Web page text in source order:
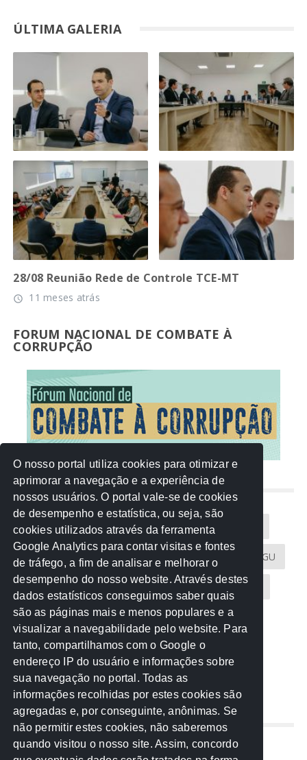
ÚLTIMA GALERIA
28/08 Reunião Rede de Controle TCE-MT
access_time 11 meses atrás
FORUM NACIONAL DE COMBATE À
CORRUPÇÃO
NUVEM DE TAGS
Acontece na Rede AGU AMM
Atricon Audicom CAU-MT CGU
CREA-MT Eventos MPC-MT MPE-MT
MPF Notícias PF PGE-MT PGR
Receita Federal Sem categoria
TCE-MT TCU TRE
REDE NOS ESTADOS
Mato Grosso do Sul
O nosso portal utiliza cookies para otimizar e
aprimorar a navegação e a experiência de
nossos usuários. O portal vale-se de cookies
de desempenho e estatística, ou seja, são
cookies utilizados através da ferramenta
Google Analytics para contar visitas e fontes
de tráfego, a fim de analisar e melhorar o
desempenho do nosso website. Através destes
dados estatísticos conseguimos saber quais
são as páginas mais e menos populares e a
visualizar a navegabilidade pelo website. Para
tanto, compartilhamos com o Google o
endereço IP do usuário e informações sobre
sua navegação no portal. Todas as
informações recolhidas por estes cookies são
agregadas e, por conseguinte, anônimas. Se
não permitir estes cookies, não saberemos
quando visitou o nosso site. Assim, concordo